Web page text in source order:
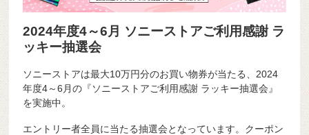
2024年度4～6月 ソニーストアご利用感謝 ラ
ッキー抽選会
ソニーストアは最大10万円分のお買い物券が当たる、2024
年度4～6月の『ソニーストアご利用感謝 ラッキー抽選会』
を実施中。
エントリー者全員に当たる抽選会となっています。クーポン